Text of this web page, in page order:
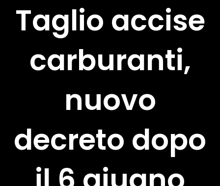
Taglio accise
carburanti,
nuovo
decreto dopo